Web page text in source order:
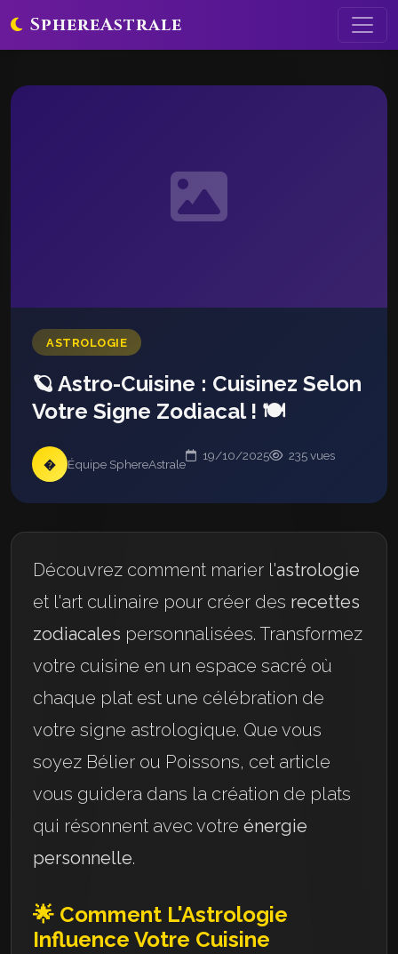
SphereAstrale
ASTROLOGIE
🪐 Astro-Cuisine : Cuisinez Selon
Votre Signe Zodiacal ! 🍽️
� Équipe SphereAstrale
19/10/2025 235 vues
Découvrez comment marier l'astrologie
et l'art culinaire pour créer des recettes
zodiacales personnalisées. Transformez
votre cuisine en un espace sacré où
chaque plat est une célébration de
votre signe astrologique. Que vous
soyez Bélier ou Poissons, cet article
vous guidera dans la création de plats
qui résonnent avec votre énergie
personnelle.
🌟 Comment L'Astrologie
Influence Votre Cuisine